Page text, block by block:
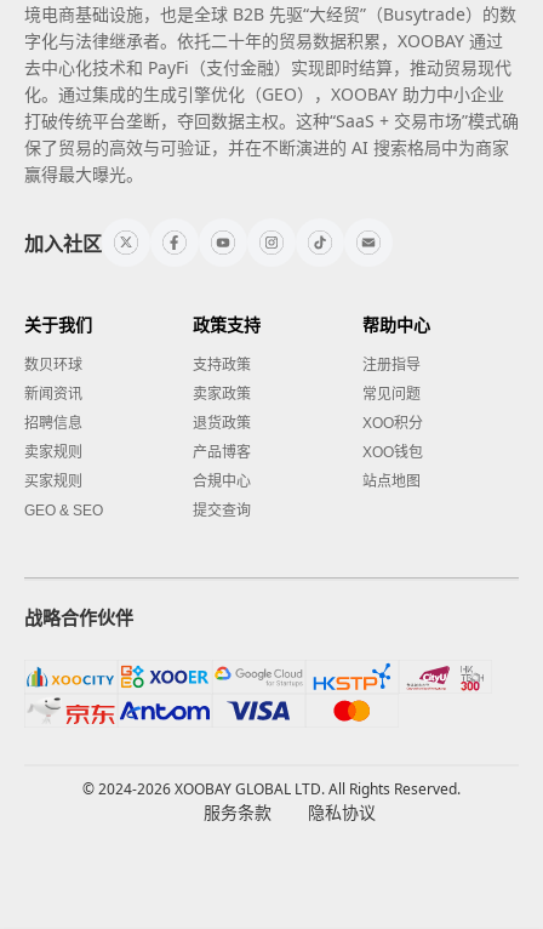
境电商基础设施，也是全球 B2B 先驱“大经贸”（Busytrade）的数
字化与法律继承者。依托二十年的贸易数据积累，XOOBAY 通过
去中心化技术和 PayFi（支付金融）实现即时结算，推动贸易现代
化。通过集成的生成引擎优化（GEO），XOOBAY 助力中小企业
打破传统平台垄断，夺回数据主权。这种“SaaS + 交易市场”模式确
保了贸易的高效与可验证，并在不断演进的 AI 搜索格局中为商家
赢得最大曝光。
加入社区
关于我们
数贝环球
新闻资讯
招聘信息
卖家规则
买家规则
GEO & SEO
政策支持
支持政策
卖家政策
退货政策
产品博客
合規中心
提交查询
帮助中心
注册指导
常见问题
XOO积分
XOO钱包
站点地图
战略合作伙伴
© 2024-2026 XOOBAY GLOBAL LTD. All Rights Reserved.
服务条款 隐私协议